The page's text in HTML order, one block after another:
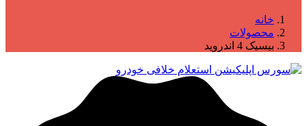
خانه
محصولات
بیسیک 4 اندروید